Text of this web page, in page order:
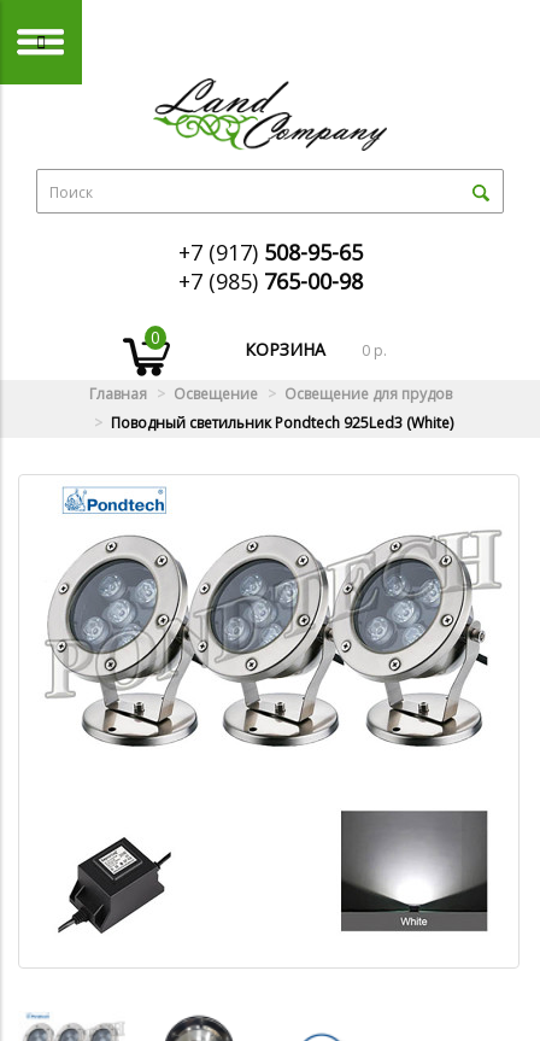
+7 (917) 508-95-65
+7 (985) 765-00-98
0
КОРЗИНА 0 р.
Главная Освещение
Освещение для прудов
Поводный светильник Pondtech 925Led3 (White)